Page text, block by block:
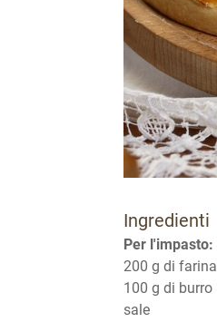
Ingredienti
Per l'impasto:
200 g di farina
100 g di burro
sale